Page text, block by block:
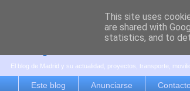
es por madrid
El blog de Madrid y su actualidad, proyectos, transporte,
Este blog Anunciarse
This site uses
are shared with
statistics, and to